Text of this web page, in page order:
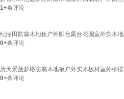
1+条评论
纪俪田防腐木地板户外阳台露台花园室外实木
0+条评论
历天景菠萝格防腐木地板户外实木板材室外柳
0+条评论